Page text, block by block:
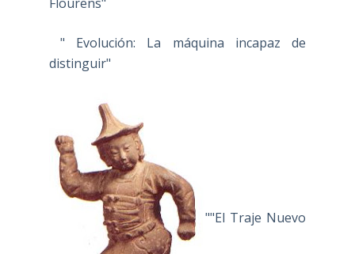
" Evolución: La máquina incapaz de
distinguir"
""El Traje Nuevo